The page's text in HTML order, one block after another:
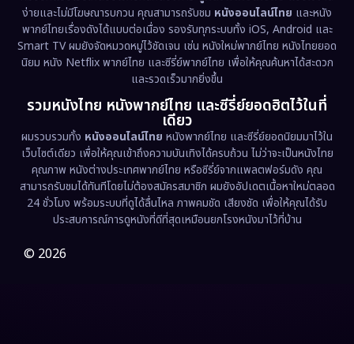
ง่ายและไม่มีโฆษณารบกวน คุณสามารถรับชม หนังออนไลน์ไทย และหนัง
พากย์ไทยเรื่องดังได้แบบต่อเนื่อง รองรับทุกระบบทั้ง iOS, Android และ
Smart TV ผมยังจัดหมวดหมู่ไว้ชัดเจน เช่น หนังใหม่พากย์ไทย หนังไทยยอด
นิยม หนัง Netflix พากย์ไทย และซีรี่ย์พากย์ไทย เพื่อให้คุณค้นหาได้สะดวก
และรวดเร็วมากยิ่งขึ้น
รวมหนังไทย หนังพากย์ไทย และซีรี่ย์ยอดฮิตไว้ในที่
เดียว
ผมรวบรวมทั้ง หนังออนไลน์ไทย หนังพากย์ไทย และซีรี่ย์ยอดนิยมมาไว้ใน
เว็บไซต์เดียว เพื่อให้คุณเข้าถึงความบันเทิงได้ครบถ้วน ไม่ว่าจะเป็นหนังไทย
คุณภาพ หนังต่างประเทศพากย์ไทย หรือซีรี่ย์จากแพลตฟอร์มดัง คุณ
สามารถรับชมได้ทันทีโดยไม่ต้องสมัครสมาชิก ผมยังอัปเดตเนื้อหาใหม่ตลอด
24 ชั่วโมง พร้อมระบบที่ดูได้ลื่นไหล ภาพคมชัด เสียงชัด เพื่อให้คุณได้รับ
ประสบการณ์การดูหนังที่ดีที่สุดเหมือนยกโรงหนังมาไว้ที่บ้าน
© 2026